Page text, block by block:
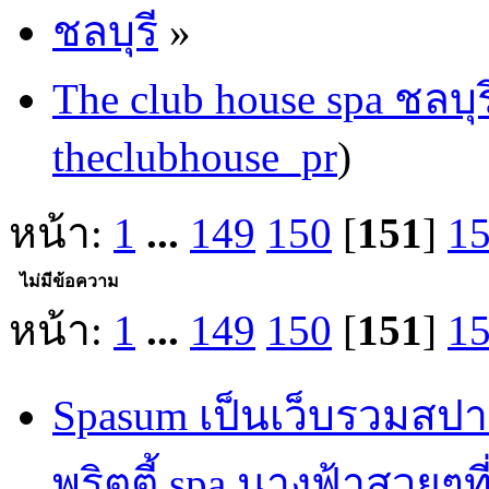
ชลบุรี »
The club house spa ช
theclubhouse_pr)
หน้า: 1 ... 149 150 [151]
ไม่มีข้อความ
หน้า: 1 ... 149 150 [151]
Spasum เป็นเว็บรวม